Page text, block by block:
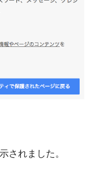
されました。